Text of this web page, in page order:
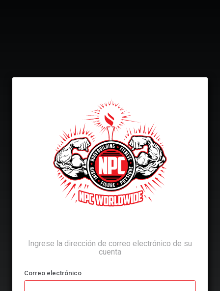
Ingrese la dirección de correo electrónico de su
cuenta
Correo electrónico